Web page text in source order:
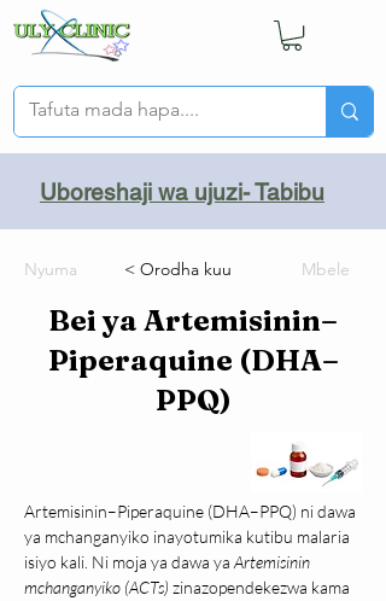
Uboreshaji wa ujuzi- Tabibu
Nyuma < Orodha kuu Mbele
Bei ya Artemisinin–
Piperaquine (DHA–
PPQ)
Artemisinin–Piperaquine (DHA–PPQ) ni dawa
ya mchanganyiko inayotumika kutibu malaria
isiyo kali. Ni moja ya dawa ya Artemisinin
mchanganyiko (ACTs) zinazopendekezwa kama